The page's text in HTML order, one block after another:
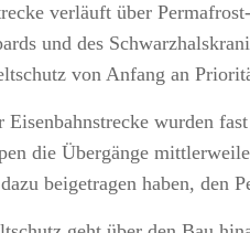
verläuft über
und des
von Anfang an
Eisenbahnstrecke wurden
die Übergänge
beigetragen haben, den